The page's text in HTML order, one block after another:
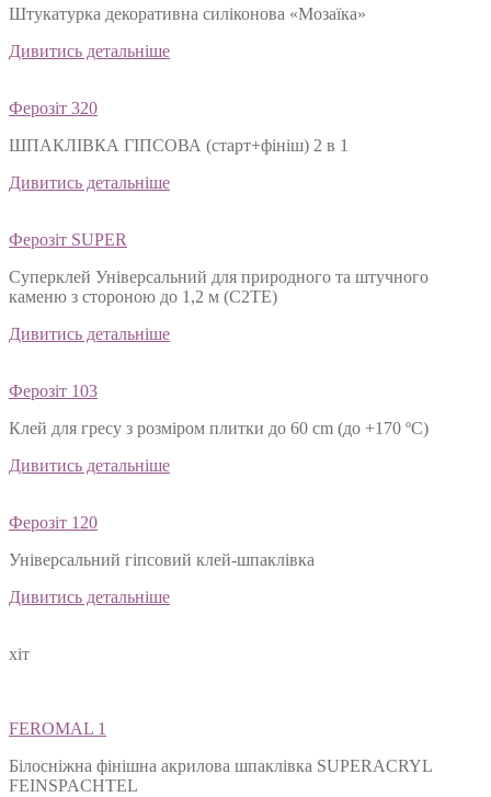
Штукатурка декоративна силіконова «Мозаїка»
Дивитись детальніше
Ферозіт 320
ШПАКЛІВКА ГІПСОВА (старт+фініш) 2 в 1
Дивитись детальніше
Ферозіт SUPER
Суперклей Універсальний для природного та штучного
каменю з стороною до 1,2 м (C2TЕ)
Дивитись детальніше
Ферозіт 103
Клей для гресу з розміром плитки до 60 cm (до +170 ºС)
Дивитись детальніше
Ферозіт 120
Універсальний гіпсовий клей-шпаклівка
Дивитись детальніше
хіт
FEROMAL 1
Білосніжна фінішна акрилова шпаклівка SUPERACRYL
FEINSPACHTEL